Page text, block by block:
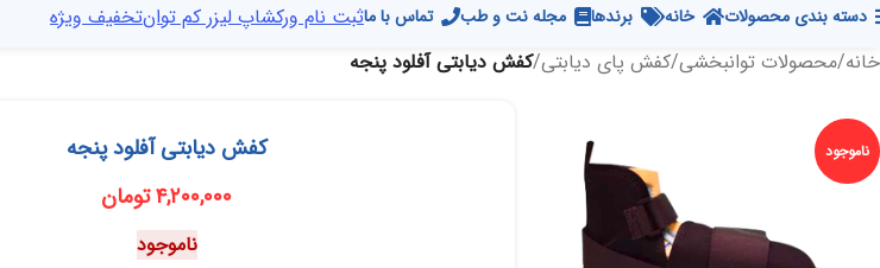
دسته بندی محصولات خانه برندها مجله نت و طب تماس با ماثبت نام ورکشاپ لیزر کم توانتخفیف ویژه
خانه/محصولات توانبخشی/کفش پای دیابتی/کفش دیابتی آفلود پنجه
ناموجود
کفش دیابتی آفلود پنجه
۴,۲۰۰,۰۰۰تومان
ناموجود